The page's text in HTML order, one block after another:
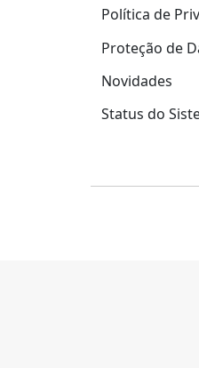
Política de
Proteção de
Novidades
Status do